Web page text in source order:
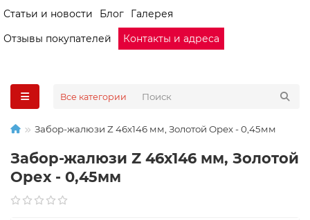
Статьи и новости
Блог
Галерея
Отзывы покупателей
Контакты и адреса
Все категории
Забор-жалюзи Z 46х146 мм, Золотой Орех - 0,45мм
Забор-жалюзи Z 46х146 мм, Золотой
Орех - 0,45мм